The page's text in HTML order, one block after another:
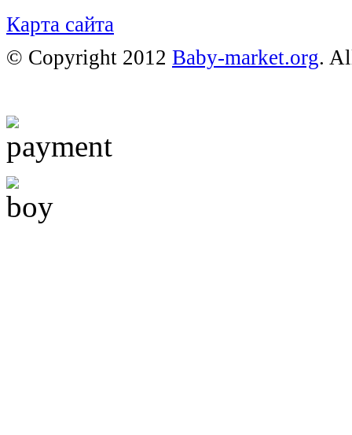
Карта сайта
© Copyright 2012 Baby-market.org.